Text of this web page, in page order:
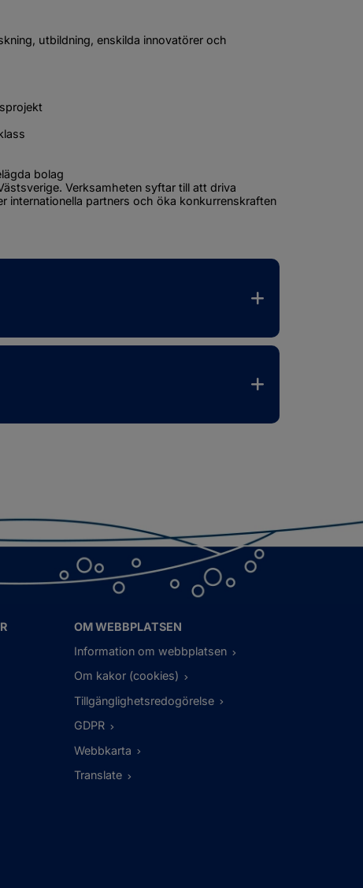
utbildning, enskilda innovatörer och
i nytt fönster.
bolag
Verksamheten syftar till att driva
internationella partners och öka konkurrenskraften
OM WEBBPLATSEN
Information om webbplatsen
Om kakor (cookies)
Tillgänglighetsredogörelse
GDPR
Webbkarta
Translate